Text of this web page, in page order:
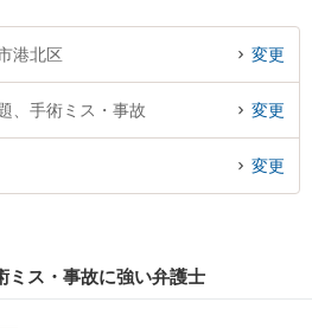
港北区 変更
、手術ミス・事故 変更
変更
ミス・事故に強い弁護士